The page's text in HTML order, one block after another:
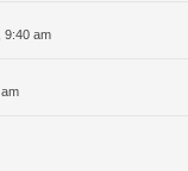
9:40 am